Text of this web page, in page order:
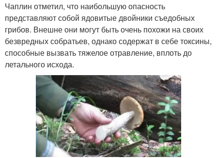
Чаплин отметил, что наибольшую опасность
представляют собой ядовитые двойники съедобных
грибов. Внешне они могут быть очень похожи на своих
безвредных собратьев, однако содержат в себе токсины,
способные вызвать тяжелое отравление, вплоть до
летального исхода.